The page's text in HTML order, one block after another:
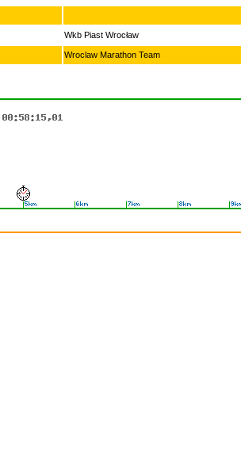
Wkb Piast Wrocław
Wroclaw Marathon Team